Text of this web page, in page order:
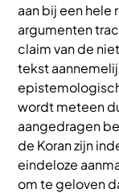
aan bij een
argumenten
claim van de
tekst
wordt meteen
aangedragen
de Koran zijn
eindeloze
om te geloven